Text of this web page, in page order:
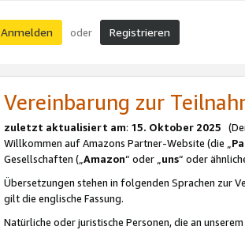
Anmelden oder Registrieren
Vereinbarung zur
zuletzt aktualisiert am: 15. Oktober 2025
Willkommen auf Amazons Partner-Website (die „
Gesellschaften („Amazon“ oder „uns“ oder
Übersetzungen stehen in folgenden Sprachen zur
gilt die englische Fassung.
Natürliche oder juristische Personen, die an